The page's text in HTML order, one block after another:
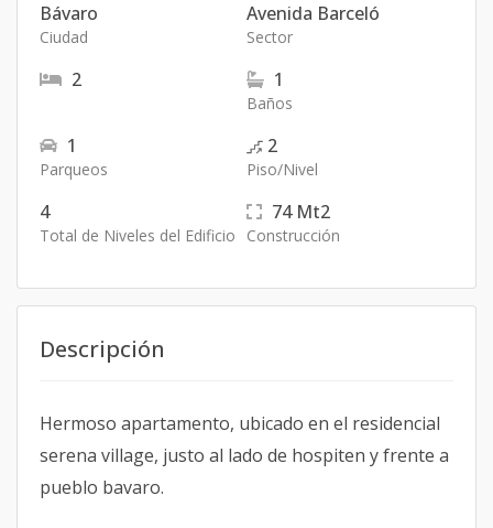
Bávaro
Ciudad
Avenida Barceló
Sector
2 1
Baños
1
Parqueos
2
Piso/Nivel
4
Total de Niveles del Edificio
74 Mt2
Construcción
Descripción
Hermoso apartamento, ubicado en el residencial
serena village, justo al lado de hospiten y frente a
pueblo bavaro.